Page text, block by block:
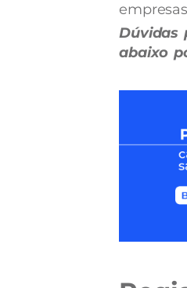
Dúvidas
abaixo